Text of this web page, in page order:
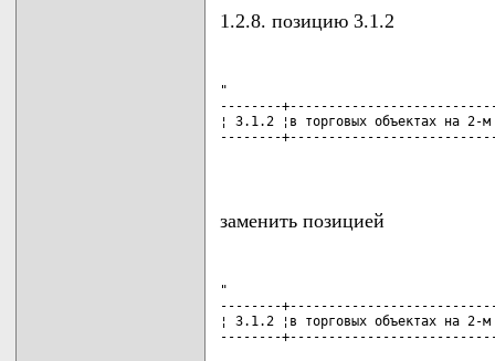
1.2.8. позицию 3.1.2
"
--------
¦ 3.1.2 ¦в торговых объектах
--------
заменить позицией
"
--------
¦ 3.1.2 ¦в торговых объектах
--------